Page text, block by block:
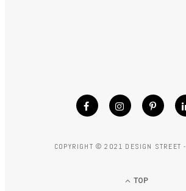
COPYRIGHT © 2021 DESIGN STREET -
TOP